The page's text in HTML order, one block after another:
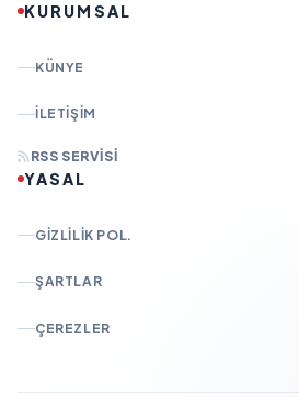
KURUMSAL
KÜNYE
İLETIŞIM
RSS SERVISI
YASAL
GIZLILIK POL.
ŞARTLAR
ÇEREZLER